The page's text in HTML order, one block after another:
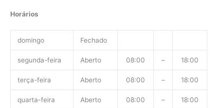
Horários
domingo Fechado
segunda-feira Aberto 08:00 – 18:00
terça-feira Aberto 08:00 – 18:00
quarta-feira Aberto 08:00 – 18:00